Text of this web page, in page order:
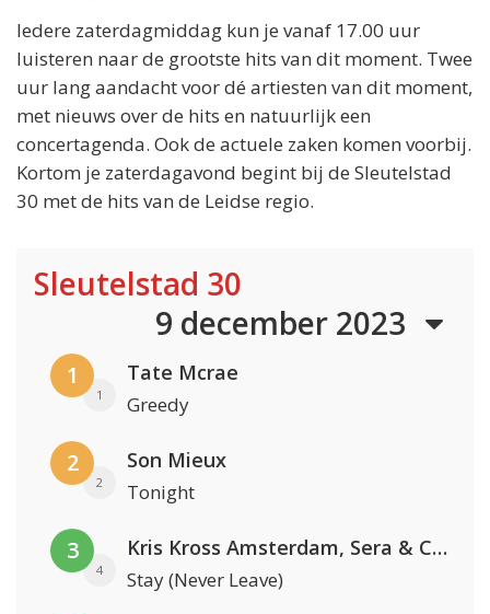
Iedere zaterdagmiddag kun je vanaf 17.00 uur
luisteren naar de grootste hits van dit moment. Twee
uur lang aandacht voor dé artiesten van dit moment,
met nieuws over de hits en natuurlijk een
concertagenda. Ook de actuele zaken komen voorbij.
Kortom je zaterdagavond begint bij de Sleutelstad
30 met de hits van de Leidse regio.
Sleutelstad 30
9 december 2023
1
1
Tate Mcrae
Greedy
2
2
Son Mieux
Tonight
3
4
Kris Kross Amsterdam, Sera & Conor Maynard
Stay (Never Leave)